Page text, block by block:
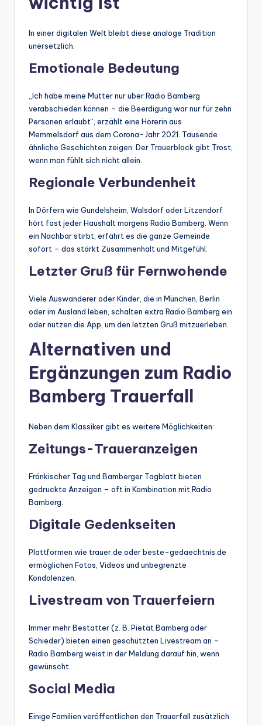
In einer digitalen Welt bleibt diese analoge Tradition
unersetzlich.
Emotionale Bedeutung
„Ich habe meine Mutter nur über Radio Bamberg
verabschieden können – die Beerdigung war nur für zehn
Personen erlaubt“, erzählt eine Hörerin aus
Memmelsdorf aus dem Corona-Jahr 2021. Tausende
ähnliche Geschichten zeigen: Der Trauerblock gibt Trost,
wenn man fühlt sich nicht allein.
Regionale Verbundenheit
In Dörfern wie Gundelsheim, Walsdorf oder Litzendorf
hört fast jeder Haushalt morgens Radio Bamberg. Wenn
ein Nachbar stirbt, erfährt es die ganze Gemeinde
sofort – das stärkt Zusammenhalt und Mitgefühl.
Letzter Gruß für Fernwohende
Viele Auswanderer oder Kinder, die in München, Berlin
oder im Ausland leben, schalten extra Radio Bamberg ein
oder nutzen die App, um den letzten Gruß mitzuerleben.
Alternativen und
Ergänzungen zum Radio
Bamberg Trauerfall
Neben dem Klassiker gibt es weitere Möglichkeiten:
Zeitungs-Traueranzeigen
Fränkischer Tag und Bamberger Tagblatt bieten
gedruckte Anzeigen – oft in Kombination mit Radio
Bamberg.
Digitale Gedenkseiten
Plattformen wie trauer.de oder beste-gedaechtnis.de
ermöglichen Fotos, Videos und unbegrenzte
Kondolenzen.
Livestream von Trauerfeiern
Immer mehr Bestatter (z. B. Pietät Bamberg oder
Schieder) bieten einen geschützten Livestream an –
Radio Bamberg weist in der Meldung darauf hin, wenn
gewünscht.
Social Media
Einige Familien veröffentlichen den Trauerfall zusätzlich